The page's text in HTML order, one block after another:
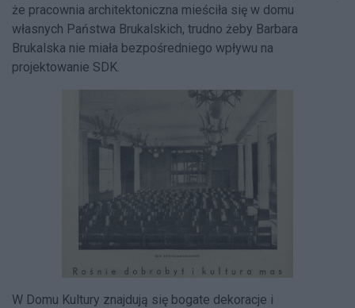
że pracownia architektoniczna mieściła się w domu
własnych Państwa Brukalskich, trudno żeby Barbara
Brukalska nie miała bezpośredniego wpływu na
projektowanie SDK.
W Domu Kultury znajdują się bogate dekoracje i